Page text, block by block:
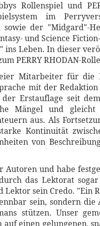
Rollenspiel und
im
der "Midgard"-
und Science
ins Leben. In dieser
PERRY RHODAN-
Mitarbeiter für die
mit der
Erstauflage seit
Mängel und gleicht
aus. Als
Kontinuität
von
Autoren und habe
das Lektorat sogar
sein Credo. "Ein
sein, sondern die
stützen. Unser
auf einen gelungenen,